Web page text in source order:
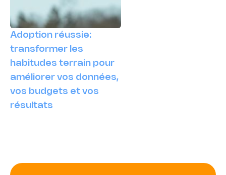
Adoption réussie:
transformer les
habitudes terrain pour
améliorer vos données,
vos budgets et vos
résultats